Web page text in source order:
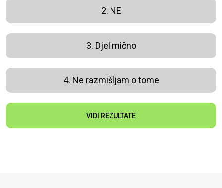
2. NE
3. Djelimično
4. Ne razmišljam o tome
VIDI REZULTATE